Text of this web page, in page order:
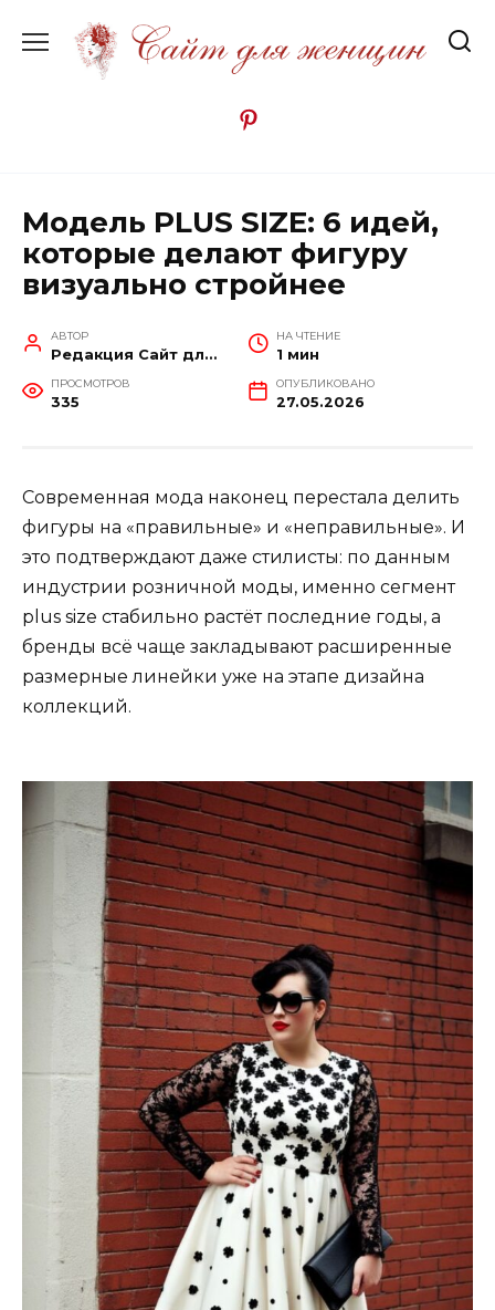
содержанию
Модель PLUS SIZE: 6 идей,
которые делают фигуру
визуально стройнее
АВТОР
Редакция Сайт для женщин
НА ЧТЕНИЕ
1 мин
ПРОСМОТРОВ
335
ОПУБЛИКОВАНО
27.05.2026
Современная мода наконец перестала делить
фигуры на «правильные» и «неправильные». И
это подтверждают даже стилисты: по данным
индустрии розничной моды, именно сегмент
plus size стабильно растёт последние годы, а
бренды всё чаще закладывают расширенные
размерные линейки уже на этапе дизайна
коллекций.